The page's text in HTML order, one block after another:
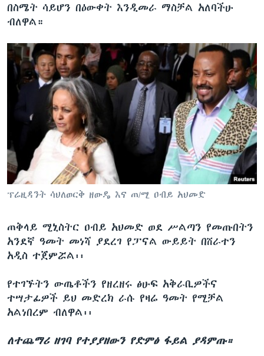
በስሜት ሳይሆን በዕውቀት እንዲመራ ማስቻል አለባችሁ
ብለዋል።
ፕሬዚዳንት ሳህለወርቅ ዘውዴ እና ጠ/ሚ ዐብይ አህመድ
ጠቅላይ ሚኒስትር ዐብይ አህመድ ወደ ሥልጣን የመጡበትን
አንደኛ ዓመት መነሻ ያደረገ የፓናል ውይይት በሸራተን
አዲስ ተጀምሯል፡፡
የተገኙትን ውጤቶችን የዘረዘሩ ፅሁፍ አቅራቢዎችና
ተሣታፊዎች ይህ መድረክ ራሱ የዛሬ ዓመት የሚቻል
አልነበረም ብለዋል፡፡
ለተጨማሪ ዘገባ የተያያዘውን የድምፅ ፋይል ያዳምጡ።